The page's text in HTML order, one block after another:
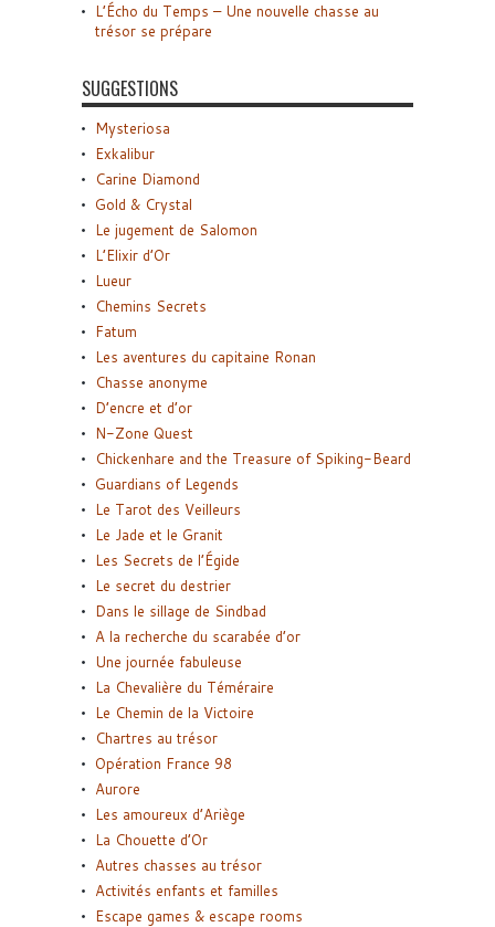
L’Écho du Temps – Une nouvelle chasse au
trésor se prépare
SUGGESTIONS
Mysteriosa
Exkalibur
Carine Diamond
Gold & Crystal
Le jugement de Salomon
L’Elixir d’Or
Lueur
Chemins Secrets
Fatum
Les aventures du capitaine Ronan
Chasse anonyme
D’encre et d’or
N-Zone Quest
Chickenhare and the Treasure of Spiking-Beard
Guardians of Legends
Le Tarot des Veilleurs
Le Jade et le Granit
Les Secrets de l’Égide
Le secret du destrier
Dans le sillage de Sindbad
A la recherche du scarabée d’or
Une journée fabuleuse
La Chevalière du Téméraire
Le Chemin de la Victoire
Chartres au trésor
Opération France 98
Aurore
Les amoureux d’Ariège
La Chouette d’Or
Autres chasses au trésor
Activités enfants et familles
Escape games & escape rooms